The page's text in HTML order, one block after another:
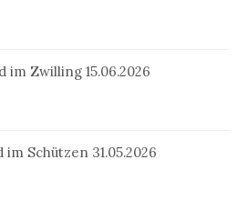
im Zwilling 15.06.2026
im Schützen 31.05.2026